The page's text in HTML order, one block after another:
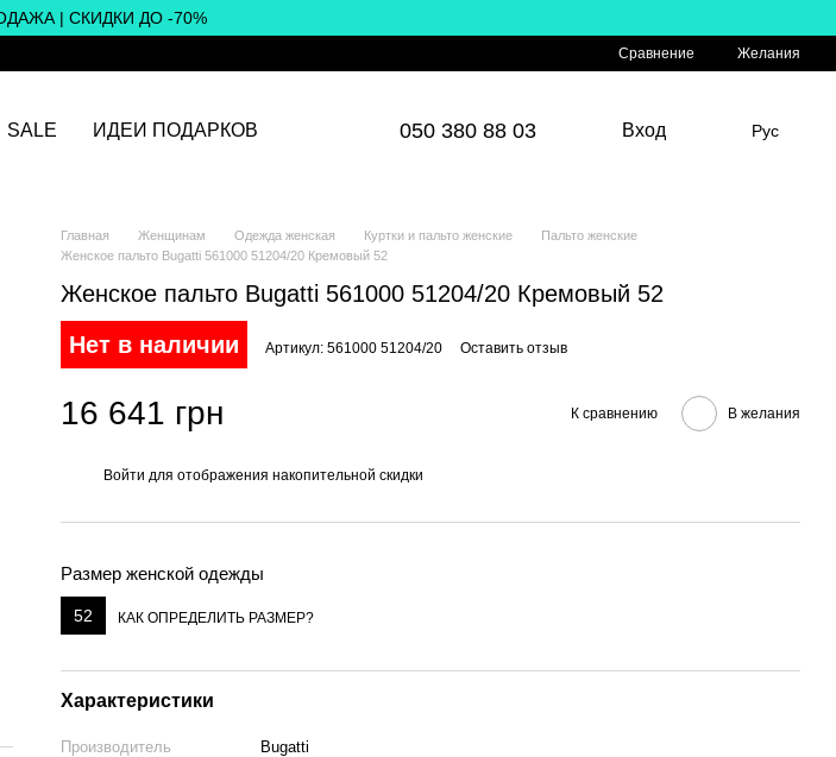
| СКИДКИ ДО -70%
Сравнение Желания
SALE ИДЕИ ПОДАРКОВ 050 380 88 03 Вход Рус
Главная Женщинам Одежда женская Куртки и пальто женские
Пальто женские
Женское пальто Bugatti 561000 51204/20 Кремовый 52
Женское пальто Bugatti 561000 51204/20 Кремовый 52
Нет в наличии
Артикул: 561000 51204/20 Оставить отзыв
16 641 грн К сравнению В желания
Войти для отображения накопительной скидки
Размер женской одежды
52 КАК ОПРЕДЕЛИТЬ РАЗМЕР?
Характеристики
Производитель
Bugatti